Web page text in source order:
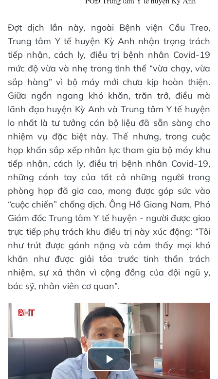
Đợt dịch lần này, ngoài Bệnh viện Cầu Treo,
Trung tâm Y tế huyện Kỳ Anh nhận trọng trách
tiếp nhận, cách ly, điều trị bệnh nhân Covid-19
mức độ vừa và nhẹ trong tình thế “vừa chạy, vừa
sắp hàng” vì bộ máy mới chưa kịp hoàn thiện.
Giữa ngổn ngang khó khăn, trăn trở, điều mà
lãnh đạo huyện Kỳ Anh và Trung tâm Y tế huyện
lo nhất là tư tưởng cán bộ liệu đã sẵn sàng cho
nhiệm vụ đặc biệt này. Thế nhưng, trong cuộc
họp khẩn sắp xếp nhân lực tham gia bộ máy khu
tiếp nhận, cách ly, điều trị bệnh nhân Covid-19,
những cánh tay của tất cả những người trong
phòng họp đã giơ cao, mong được góp sức vào
“cuộc chiến” chống dịch. Ông Hồ Giang Nam, Phó
Giám đốc Trung tâm Y tế huyện - người được giao
trực tiếp phụ trách khu điều trị này xúc động: “Tôi
như trút được gánh nặng và cảm thấy mọi khó
khăn như được giải tỏa trước tinh thần trách
nhiệm, sự xả thân vì cộng đồng của đội ngũ y,
bác sỹ, nhân viên cơ quan”.
Play